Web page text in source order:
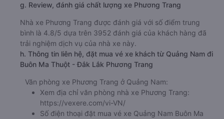
g. Review, đánh giá chất lượng xe Phương Trang
Nhà xe Phương Trang được đánh giá với số điểm trung
bình là 4.8/5 dựa trên 3952 đánh giá của khách hàng đã
trải nghiệm dịch vụ của nhà xe này.
h. Thông tin liên hệ, đặt mua vé xe khách từ Quảng Nam đi
Buôn Ma Thuột - Đắk Lắk Phương Trang
Văn phòng xe Phương Trang ở Quảng Nam:
Xem địa chỉ văn phòng nhà xe Phương Trang:
https://vexere.com/vi-VN/
Số điện thoại đặt mua vé xe Quảng Nam Buôn Ma